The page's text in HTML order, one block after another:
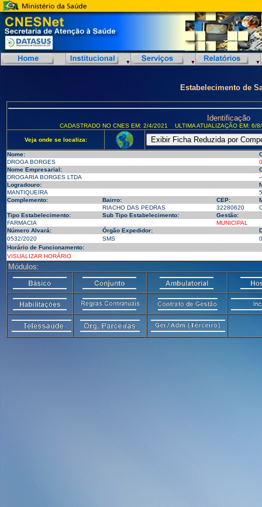
Estabelecimento de
Identificação
CADASTRADO NO CNES EM: 2/4/2021 ULTIMA ATUALIZAÇÃO EM:
Veja onde se localiza:
Nome:
DROGA BORGES
Nome Empresarial:
DROGARIA BORGES LTDA
--
Logradouro:
MANTIQUEIRA
Complemento:
Bairro: CEP:
RIACHO DAS PEDRAS
32280620
Tipo Estabelecimento:
Sub Tipo Estabelecimento:
Gestão:
FARMACIA
MUNICIPAL
Número Alvará:
Órgão Expedidor:
0532/2020
SMS
Horário de Funcionamento:
VISUALIZAR HORÁRIO
Módulos: